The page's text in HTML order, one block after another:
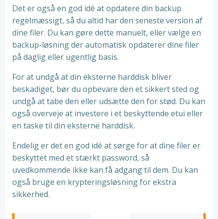
Det er også en god idé at opdatere din backup
regelmæssigt, så du altid har den seneste version af
dine filer. Du kan gøre dette manuelt, eller vælge en
backup-løsning der automatisk opdaterer dine filer
på daglig eller ugentlig basis.
For at undgå at din eksterne harddisk bliver
beskadiget, bør du opbevare den et sikkert sted og
undgå at tabe den eller udsætte den for stød. Du kan
også overveje at investere i et beskyttende etui eller
en taske til din eksterne harddisk.
Endelig er det en god idé at sørge for at dine filer er
beskyttet med et stærkt password, så
uvedkommende ikke kan få adgang til dem. Du kan
også bruge en krypteringsløsning for ekstra
sikkerhed.